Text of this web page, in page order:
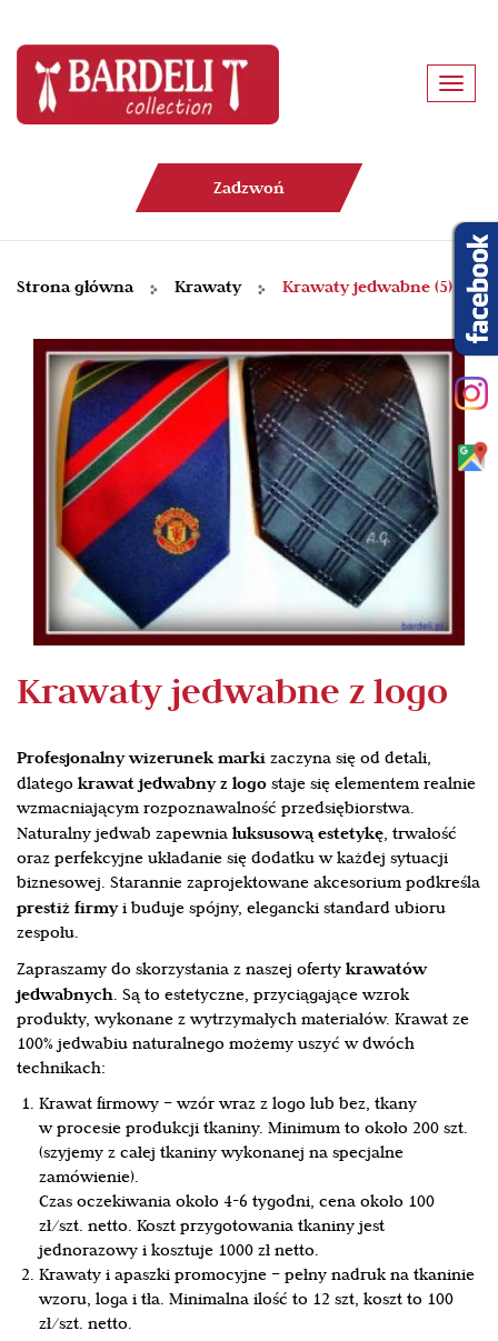
Zadzwoń
Strona główna Krawaty Krawaty jedwabne (5)
Krawaty jedwabne z logo
Profesjonalny wizerunek markizaczyna się od detali,
dlatego krawat jedwabny z logostaje się elementem realnie
wzmacniającym rozpoznawalność przedsiębiorstwa.
Naturalny jedwab zapewnialuksusową estetykę, trwałość
oraz perfekcyjne układanie się dodatku w każdej sytuacji
biznesowej. Starannie zaprojektowane akcesorium podkreśla
prestiż firmyi buduje spójny, elegancki standard ubioru
zespołu.
Zapraszamy do skorzystania z naszej ofertykrawatów
jedwabnych. Są to estetyczne, przyciągające wzrok
produkty, wykonane z wytrzymałych materiałów. Krawat ze
100% jedwabiu naturalnego możemy uszyć w dwóch
technikach:
Krawat firmowy – wzór wraz z logo lub bez, tkany
w procesie produkcji tkaniny. Minimum to około 200 szt.
(szyjemy z całej tkaniny wykonanej na specjalne
zamówienie).
Czas oczekiwania około 4-6 tygodni, cena około 100
zł/szt. netto. Koszt przygotowania tkaniny jest
jednorazowy i kosztuje 1000 zł netto.
Krawaty i apaszki promocyjne – pełny nadruk na tkaninie
wzoru, loga i tła. Minimalna ilość to 12 szt, koszt to 100
zł/szt. netto.